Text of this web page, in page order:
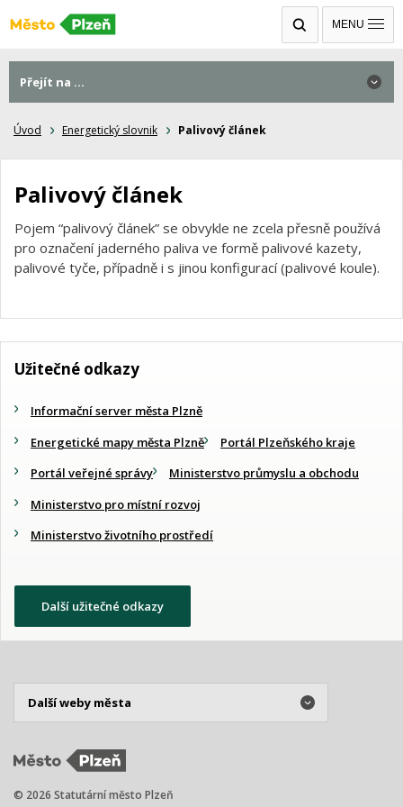
MENU
Úvod Energetický slovnik Palivový článek
Palivový článek
Pojem “palivový článek” se obvykle ne zcela přesně používá
pro označení jaderného paliva ve formě palivové kazety,
palivové tyče, případně i s jinou konfigurací (palivové koule).
Přejít na ...
Užitečné odkazy
Informační server města Plzně
Energetické mapy města Plzně
Portál Plzeňského kraje
Portál veřejné správy
Ministerstvo průmyslu a obchodu
Ministerstvo pro místní rozvoj
Ministerstvo životního prostředí
Další užitečné odkazy
© 2026 Statutární město Plzeň